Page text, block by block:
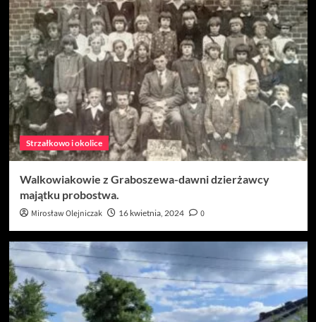
Strzałkowo i okolice
Walkowiakowie z Graboszewa-dawni dzierżawcy
majątku probostwa.
Mirosław Olejniczak 16 kwietnia, 2024 0